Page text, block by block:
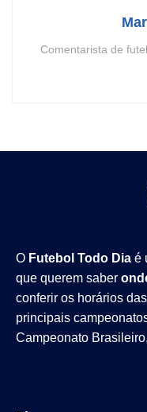
Comentarista de
O Futebol Todo Dia é
que querem saber
conferir os horários
principais
Campeonato Brasileiro,